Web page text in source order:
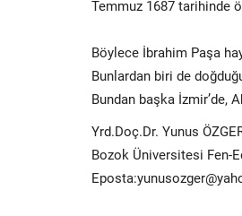
Temmuz 1687 tarihinde
Böylece İbrahim Paşa
Bunlardan biri de
Bundan başka İzmir’de,
Yrd.Doç.Dr. Yunus
Bozok Üniversitesi Fen-